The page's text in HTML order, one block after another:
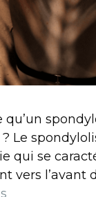
qu’un
Le
qui se
vers l’avant